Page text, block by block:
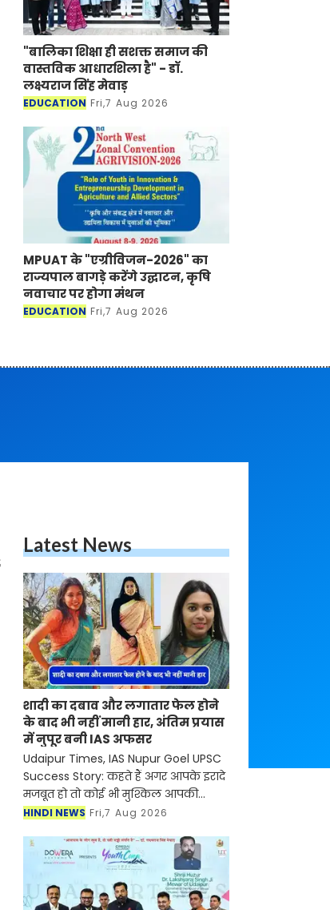
"बालिका शिक्षा ही सशक्त समाज की
वास्तविक आधारशिला है" - डॉ.
लक्ष्यराज सिंह मेवाड़
EDUCATION Fri,7 Aug 2026
MPUAT के "एग्रीविजन-2026" का
राज्यपाल बागड़े करेंगे उद्घाटन, कृषि
नवाचार पर होगा मंथन
EDUCATION Fri,7 Aug 2026
Latest News
शादी का दबाव और लगातार फेल होने
के बाद भी नहीं मानी हार, अंतिम प्रयास
में नुपूर बनी IAS अफसर
Udaipur Times, IAS Nupur Goel UPSC
Success Story: कहते हैं अगर आपके इरादे
मजबूत हो तो कोई भी मुश्किल आपकी
सफलता की रुकावट नहीं बन सकती है।
UPSC सिविल सेवा प
HINDI NEWS Fri,7 Aug 2026